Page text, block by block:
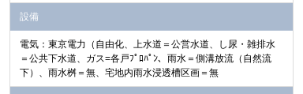
設備
電気：東京電力（自由化、上水道＝公営水道、し尿・雑排水
＝公共下水道、ガス=各戸ﾌﾟﾛﾊﾟﾝ、雨水＝側溝放流（自然流
下）、雨水桝＝無、宅地内雨水浸透槽区画＝無